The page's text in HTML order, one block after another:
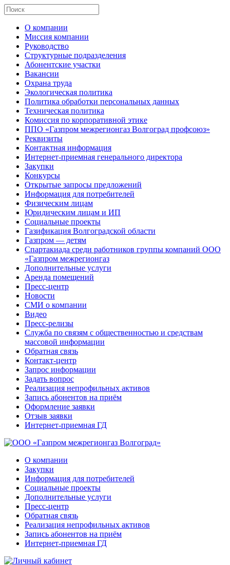
О компании
Миссия компании
Руководство
Структурные подразделения
Абонентские участки
Вакансии
Охрана труда
Экологическая политика
Политика обработки персональных данных
Техническая политика
Комиссия по корпоративной этике
ППО «Газпром межрегионгаз Волгоград профсоюз»
Реквизиты
Контактная информация
Интернет-приемная генерального директора
Закупки
Конкурсы
Открытые запросы предложений
Информация для потребителей
Физическим лицам
Юридическим лицам и ИП
Социальные проекты
Газификация Волгоградской области
Газпром — детям
Спартакиада среди работников группы компаний ООО
«Газпром межрегионгаз
Дополнительные услуги
Аренда помещений
Пресс-центр
Новости
СМИ о компании
Видео
Пресс-релизы
Служба по связям с общественностью и средствам
массовой информации
Обратная связь
Контакт-центр
Запрос информации
Задать вопрос
Реализация непрофильных активов
Запись абонентов на приём
Оформление заявки
Отзыв заявки
Интернет-приемная ГД
О компании
Закупки
Информация для потребителей
Социальные проекты
Дополнительные услуги
Пресс-центр
Обратная связь
Реализация непрофильных активов
Запись абонентов на приём
Интернет-приемная ГД